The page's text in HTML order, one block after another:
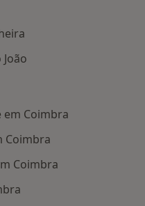
em Coimbra
Coimbra
Coimbra